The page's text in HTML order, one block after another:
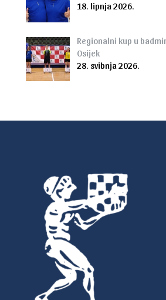
18. lipnja 2026.
Regionalni kup u
Osijek
28. svibnja 2026.